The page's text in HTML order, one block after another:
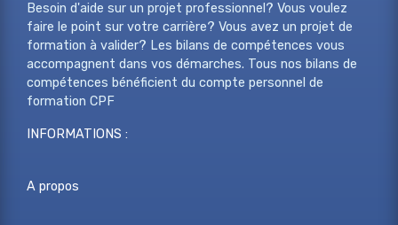
Besoin d'aide sur un projet professionnel? Vous voulez
faire le point sur votre carrière? Vous avez un projet de
formation à valider? Les bilans de compétences vous
accompagnent dans vos démarches. Tous nos bilans de
compétences bénéficient du compte personnel de
formation CPF
INFORMATIONS :
A propos